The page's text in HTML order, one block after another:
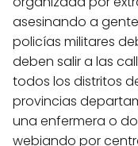
asesinando a
policías militares
deben salir a las
todos los distritos
provincias
una enfermera o
webiando por